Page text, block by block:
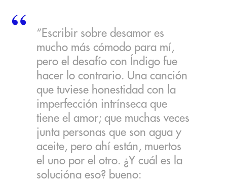
“Escribir sobre desamor es
mucho más cómodo para mí,
pero el desafío con Índigo fue
hacer lo contrario. Una canción
que tuviese honestidad con la
imperfección intrínseca que
tiene el amor; que muchas veces
junta personas que son agua y
aceite, pero ahí están, muertos
el uno por el otro. ¿Y cuál es la
solucióna eso? bueno: